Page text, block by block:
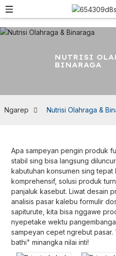
NUTRISI
BINARAGA
Ngarep Nutrisi Olahraga &
Apa sampeyan pengin produk
stabil sing bisa langsung
kabutuhan konsumen sing
komprehensif, solusi produk
panjaluk kasebut. Liwat desain
analisis pasar kalebu formulir
sapiturute, kita bisa nggawe
nyepetake wektu
sampeyan cepet ngrebut
bathi" minangka nilai inti!